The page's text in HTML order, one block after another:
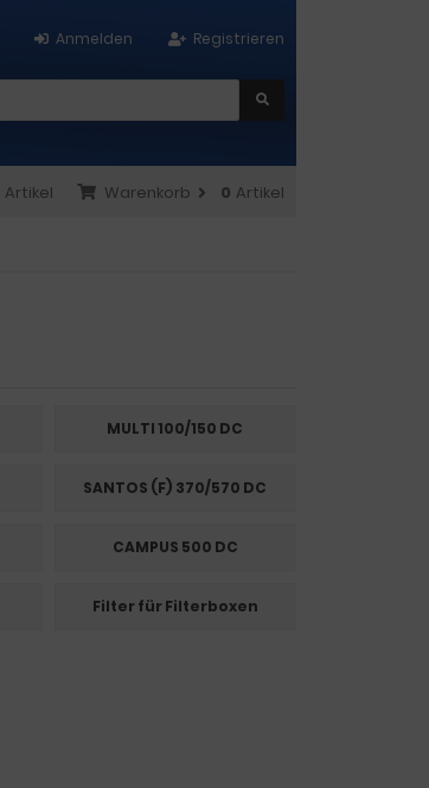
Registrieren
Anmelden
Warenkorb 0 Artikel
Artikel
MULTI 100/150 DC
SANTOS (F) 370/570 DC
CAMPUS 500 DC
Filter für Filterboxen